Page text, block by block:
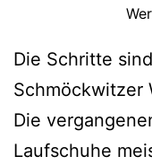
Die Schritte
Schmöckwitzer
Die
Laufschuhe